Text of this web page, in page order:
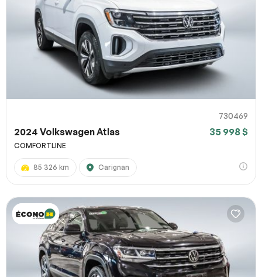
730469
2024 Volkswagen Atlas 35 998 $
COMFORTLINE
85 326 km Carignan